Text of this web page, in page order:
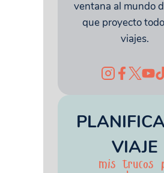
ventana al mundo
que proyecto
viajes.
VIAJE
mis trucos